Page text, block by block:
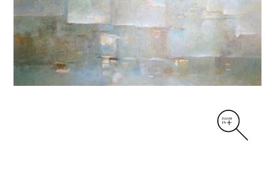
A – RÉALITÉ POÉTIQUE – 1940-1960
B – COMPOSITIONS ABSTRAITES – 1960-1968
C – SILENCE ET LUMIÈRE – 1968-1972
D – PAYSAGISME ABSTRAIT – 1970-1975
E – PAYSAGES SYMBOLIQUES – 1975-1996